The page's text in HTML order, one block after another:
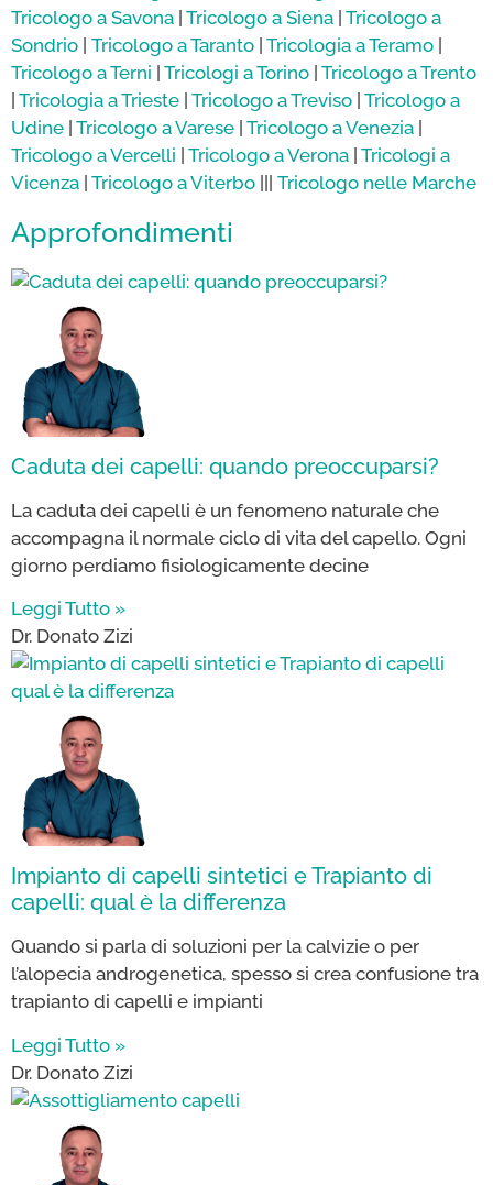
Tricologo a Savona | Tricologo a Siena | Tricologo a
Sondrio | Tricologo a Taranto | Tricologia a Teramo |
Tricologo a Terni | Tricologi a Torino | Tricologo a Trento
| Tricologia a Trieste | Tricologo a Treviso | Tricologo a
Udine | Tricologo a Varese | Tricologo a Venezia |
Tricologo a Vercelli | Tricologo a Verona | Tricologi a
Vicenza | Tricologo a Viterbo ||| Tricologo nelle Marche
Approfondimenti
Caduta dei capelli: quando preoccuparsi?
La caduta dei capelli è un fenomeno naturale che
accompagna il normale ciclo di vita del capello. Ogni
giorno perdiamo fisiologicamente decine
Leggi Tutto »
Dr. Donato Zizi
Impianto di capelli sintetici e Trapianto di
capelli: qual è la differenza
Quando si parla di soluzioni per la calvizie o per
l’alopecia androgenetica, spesso si crea confusione tra
trapianto di capelli e impianti
Leggi Tutto »
Dr. Donato Zizi